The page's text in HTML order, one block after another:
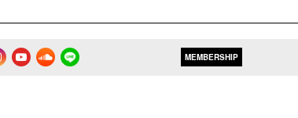
MEMBERSHIP